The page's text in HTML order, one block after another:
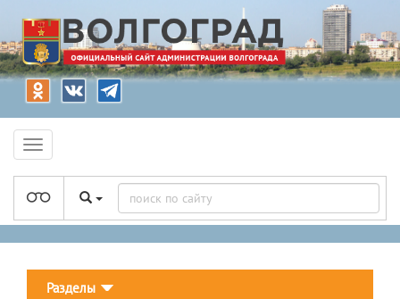
Разделы